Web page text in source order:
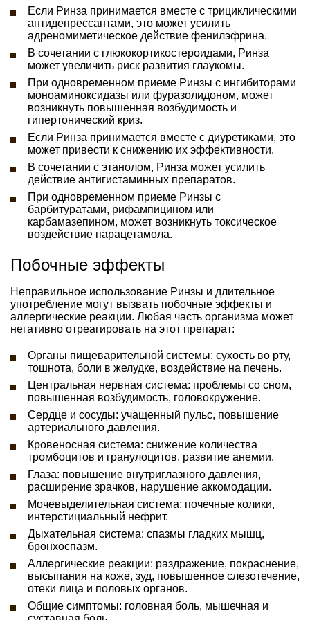
Если Ринза принимается вместе с трициклическими
антидепрессантами, это может усилить
адреномиметическое действие фенилэфрина.
В сочетании с глюкокортикостероидами, Ринза
может увеличить риск развития глаукомы.
При одновременном приеме Ринзы с ингибиторами
моноаминоксидазы или фуразолидоном, может
возникнуть повышенная возбудимость и
гипертонический криз.
Если Ринза принимается вместе с диуретиками, это
может привести к снижению их эффективности.
В сочетании с этанолом, Ринза может усилить
действие антигистаминных препаратов.
При одновременном приеме Ринзы с
барбитуратами, рифампицином или
карбамазепином, может возникнуть токсическое
воздействие парацетамола.
Побочные эффекты
Неправильное использование Ринзы и длительное
употребление могут вызвать побочные эффекты и
аллергические реакции. Любая часть организма может
негативно отреагировать на этот препарат:
Органы пищеварительной системы: сухость во рту,
тошнота, боли в желудке, воздействие на печень.
Центральная нервная система: проблемы со сном,
повышенная возбудимость, головокружение.
Сердце и сосуды: учащенный пульс, повышение
артериального давления.
Кровеносная система: снижение количества
тромбоцитов и гранулоцитов, развитие анемии.
Глаза: повышение внутриглазного давления,
расширение зрачков, нарушение аккомодации.
Мочевыделительная система: почечные колики,
интерстициальный нефрит.
Дыхательная система: спазмы гладких мышц,
бронхоспазм.
Аллергические реакции: раздражение, покраснение,
высыпания на коже, зуд, повышенное слезотечение,
отеки лица и половых органов.
Общие симптомы: головная боль, мышечная и